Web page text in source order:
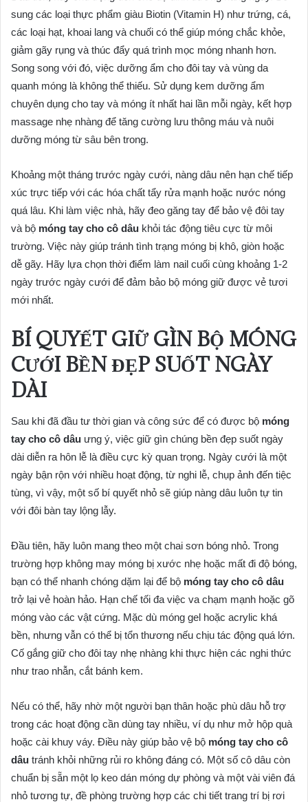
sung các loại thực phẩm giàu Biotin (Vitamin H) như trứng, cá,
các loại hạt, khoai lang và chuối có thể giúp móng chắc khỏe,
giảm gãy rụng và thúc đẩy quá trình mọc móng nhanh hơn.
Song song với đó, việc dưỡng ẩm cho đôi tay và vùng da
quanh móng là không thể thiếu. Sử dụng kem dưỡng ẩm
chuyên dụng cho tay và móng ít nhất hai lần mỗi ngày, kết hợp
massage nhẹ nhàng để tăng cường lưu thông máu và nuôi
dưỡng móng từ sâu bên trong.
Khoảng một tháng trước ngày cưới, nàng dâu nên hạn chế tiếp
xúc trực tiếp với các hóa chất tẩy rửa mạnh hoặc nước nóng
quá lâu. Khi làm việc nhà, hãy đeo găng tay để bảo vệ đôi tay
và bộ móng tay cho cô dâu khỏi tác động tiêu cực từ môi
trường. Việc này giúp tránh tình trạng móng bị khô, giòn hoặc
dễ gãy. Hãy lựa chọn thời điểm làm nail cuối cùng khoảng 1-2
ngày trước ngày cưới để đảm bảo bộ móng giữ được vẻ tươi
mới nhất.
BÍ QUYẾT GIỮ GÌN BỘ MÓNG
CƯỚI BỀN ĐẸP SUỐT NGÀY
DÀI
Sau khi đã đầu tư thời gian và công sức để có được bộ móng
tay cho cô dâu ưng ý, việc giữ gìn chúng bền đẹp suốt ngày
dài diễn ra hôn lễ là điều cực kỳ quan trọng. Ngày cưới là một
ngày bận rộn với nhiều hoạt động, từ nghi lễ, chụp ảnh đến tiệc
tùng, vì vậy, một số bí quyết nhỏ sẽ giúp nàng dâu luôn tự tin
với đôi bàn tay lộng lẫy.
Đầu tiên, hãy luôn mang theo một chai sơn bóng nhỏ. Trong
trường hợp không may móng bị xước nhẹ hoặc mất đi độ bóng,
bạn có thể nhanh chóng dặm lại để bộ móng tay cho cô dâu
trở lại vẻ hoàn hảo. Hạn chế tối đa việc va chạm mạnh hoặc gõ
móng vào các vật cứng. Mặc dù móng gel hoặc acrylic khá
bền, nhưng vẫn có thể bị tổn thương nếu chịu tác động quá lớn.
Cố gắng giữ cho đôi tay nhẹ nhàng khi thực hiện các nghi thức
như trao nhẫn, cắt bánh kem.
Nếu có thể, hãy nhờ một người bạn thân hoặc phù dâu hỗ trợ
trong các hoạt động cần dùng tay nhiều, ví dụ như mở hộp quà
hoặc cài khuy váy. Điều này giúp bảo vệ bộ móng tay cho cô
dâu tránh khỏi những rủi ro không đáng có. Một số cô dâu còn
chuẩn bị sẵn một lọ keo dán móng dự phòng và một vài viên đá
nhỏ tương tự, đề phòng trường hợp các chi tiết trang trí bị rơi